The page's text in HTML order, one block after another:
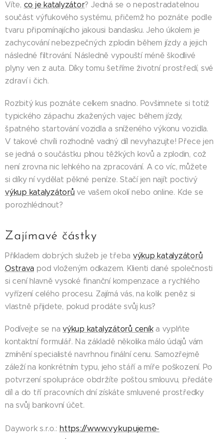
Víte, co je katalyzátor? Jedná se o nepostradatelnou
součást výfukového systému, přičemž ho poznáte podle
tvaru připomínajícího jakousi bandasku. Jeho úkolem je
zachycování nebezpečných zplodin během jízdy a jejich
následné filtrování. Následně vypouští méně škodlivé
plyny ven z auta. Díky tomu šetříme životní prostředí, své
zdraví i čich.
Rozbitý kus poznáte celkem snadno. Povšimnete si totiž
typického zápachu zkažených vajec během jízdy,
špatného startování vozidla a sníženého výkonu vozidla.
V takové chvíli rozhodně vadný díl nevyhazujte! Přece jen
se jedná o součástku plnou těžkých kovů a zplodin, což
není zrovna nic lehkého na zpracování. A co víc, můžete
si díky ní vydělat pěkné peníze. Stačí jen najít poctivý
výkup katalyzátorů ve vašem okolí nebo online. Kde se
porozhlédnout?
Zajímavé částky
Příkladem dobrých služeb je třeba výkup katalyzátorů
Ostrava pod vloženým odkazem. Klienti dané společnosti
si cení hlavně vysoké finanční kompenzace a rychlého
vyřízení celého procesu. Zajímá vás, na kolik peněz si
vlastně přijdete, pokud prodáte svůj kus?
Podívejte se navýkup katalyzátorů ceníka vyplňte
kontaktní formulář. Na základě několika málo údajů vám
zmínění specialisté navrhnou finální cenu. Samozřejmě
záleží na konkrétním typu, jeho stáří a míře poškození. Po
potvrzení spolupráce obdržíte poštou smlouvu, předáte
díl a do tří pracovních dní získáte smluvené prostředky
na svůj bankovní účet.
Daywork s.r.o.: https://www.vykupujeme-